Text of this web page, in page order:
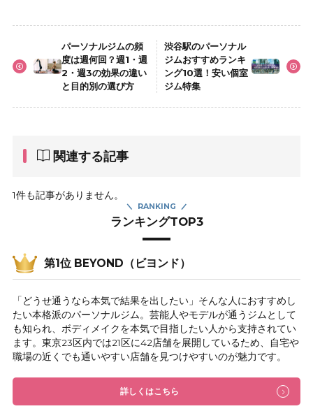
パーソナルジムの頻
度は週何回？週1・週
2・週3の効果の違い
と目的別の選び方
渋谷駅のパーソナル
ジムおすすめランキ
ング10選！安い個室
ジム特集
関連する記事
1件も記事がありません。
ランキングTOP3
RANKING
第1位 BEYOND（ビヨンド）
「どうせ通うなら本気で結果を出したい」そんな人におすすめし
たい本格派のパーソナルジム。芸能人やモデルが通うジムとして
も知られ、ボディメイクを本気で目指したい人から支持されてい
ます。東京23区内では21区に42店舗を展開しているため、自宅や
職場の近くでも通いやすい店舗を見つけやすいのが魅力です。
詳しくはこちら